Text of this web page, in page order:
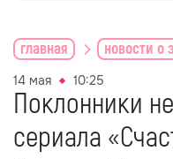
главная новости о
14 мая 10:25
Поклонники
сериала